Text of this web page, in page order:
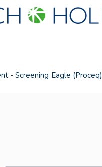
- Screening Eagle (Proceq)